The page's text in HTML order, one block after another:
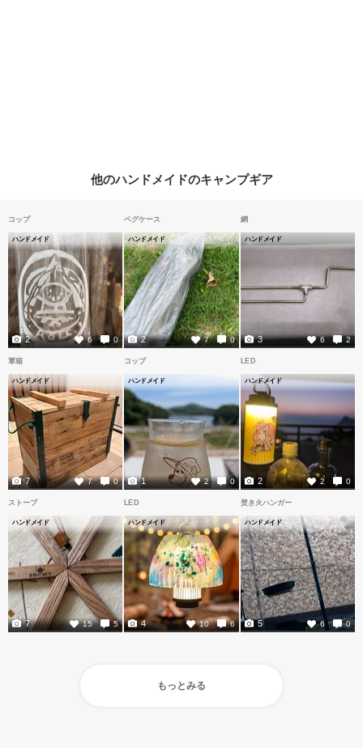
他のハンドメイドのキャンプギア
コップ
ハンドメイド
6 0
2
ペグケース
ハンドメイド
7 0
2
網
ハンドメイド
6 2
3
軍箱
ハンドメイド
7 0
7
コップ
ハンドメイド
2 0
1
LED
ハンドメイド
2 0
2
ストーブ
ハンドメイド
15 5
7
LED
ハンドメイド
10 6
4
焚き火ハンガー
ハンドメイド
6 0
5
もっとみる